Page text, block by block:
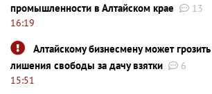
промышленности в Алтайском крае
13
16:19
Алтайскому бизнесмену может
лишения свободы за дачу взятки
6
15:51